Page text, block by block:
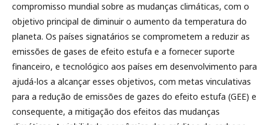
compromisso mundial sobre as mudanças climáticas, com o
objetivo principal de diminuir o aumento da temperatura do
planeta. Os países signatários se comprometem a reduzir as
emissões de gases de efeito estufa e a fornecer suporte
financeiro, e tecnológico aos países em desenvolvimento para
ajudá-los a alcançar esses objetivos, com metas vinculativas
para a redução de emissões de gazes do efeito estufa (GEE) e
consequente, a mitigação dos efeitos das mudanças